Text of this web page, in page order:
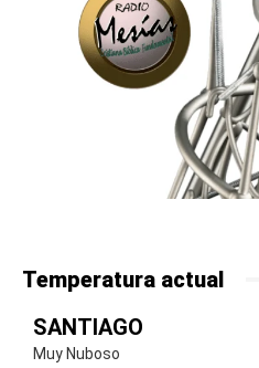
Temperatura actual
SANTIAGO
Muy Nuboso